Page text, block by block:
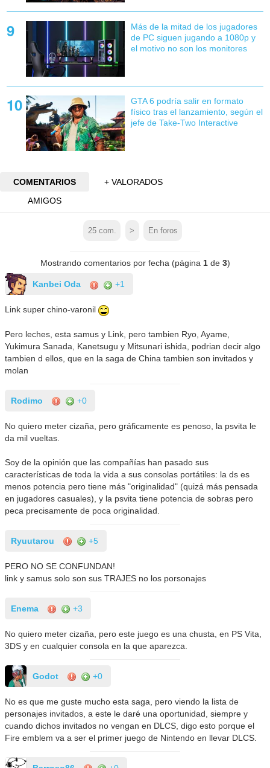
Más de la mitad de los jugadores
de PC siguen jugando a 1080p y
el motivo no son los monitores
GTA 6 podría salir en formato
físico tras el lanzamiento, según el
jefe de Take-Two Interactive
COMENTARIOS
+ VALORADOS
AMIGOS
25com. > En foros
Mostrando comentarios por fecha (página 1de 3)
Kanbei Oda +1
Link super chino-varonil
Pero leches, esta samus y Link, pero tambien Ryo, Ayame,
Yukimura Sanada, Kanetsugu y Mitsunari ishida, podrian decir algo
tambien d ellos, que en la saga de China tambien son invitados y
molan
Rodimo +0
No quiero meter cizaña, pero gráficamente es penoso, la psvita le
da mil vueltas.
Soy de la opinión que las compañías han pasado sus
características de toda la vida a sus consolas portátiles: la ds es
menos potencia pero tiene más "originalidad" (quizá más pensada
en jugadores casuales), y la psvita tiene potencia de sobras pero
peca precisamente de poca originalidad.
Ryuutarou +5
PERO NO SE CONFUNDAN!
link y samus solo son sus TRAJES no los porsonajes
Enema +3
No quiero meter cizaña, pero este juego es una chusta, en PS Vita,
3DS y en cualquier consola en la que aparezca.
Godot +0
No es que me guste mucho esta saga, pero viendo la lista de
personajes invitados, a este le daré una oportunidad, siempre y
cuando dichos invitados no vengan en DLCS, digo esto porque el
Fire emblem va a ser el primer juego de Nintendo en llevar DLCS.